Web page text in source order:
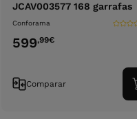
JCAV003577 168 garrafas
Conforama
599,99€
Comparar